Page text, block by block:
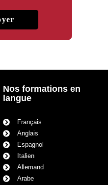
Nos formations en
langue
Français
Anglais
Espagnol
Italien
Allemand
Arabe